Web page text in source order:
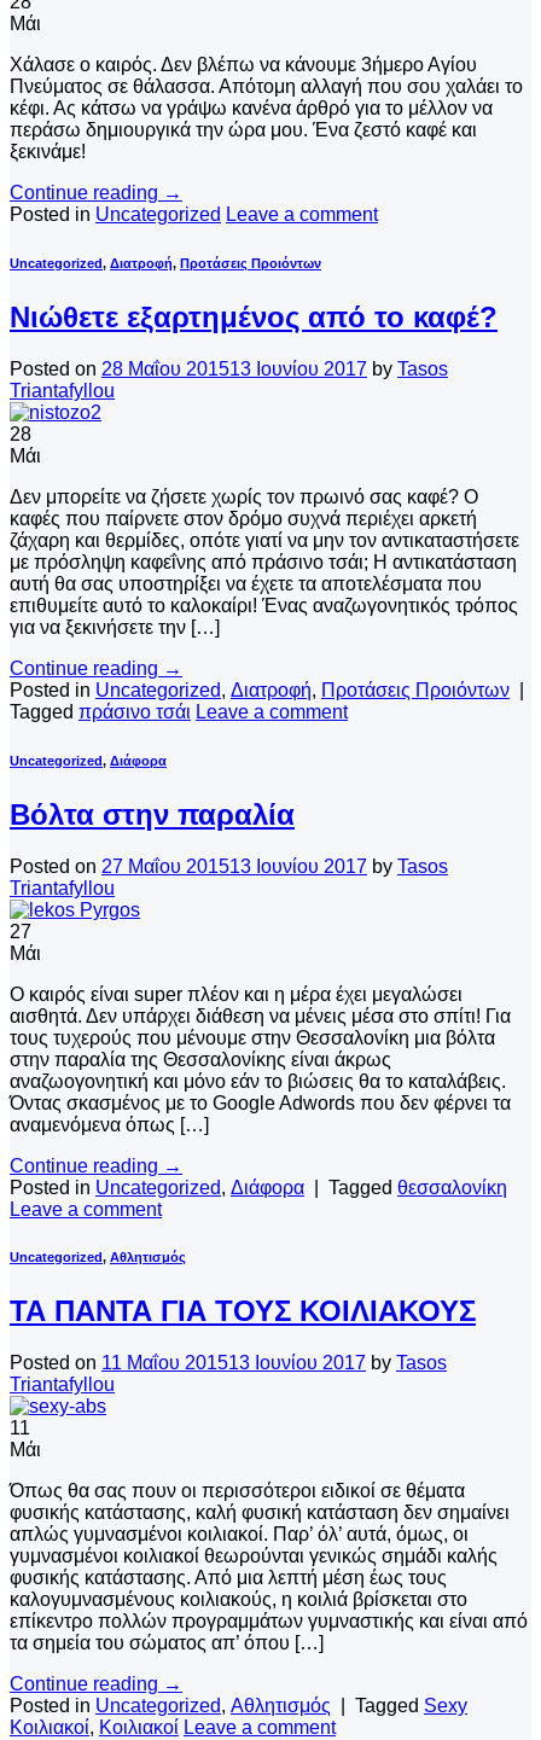
Μάι
Χάλασε ο καιρός. Δεν βλέπω να κάνουμε 3ήμερο Αγίου
Πνεύματος σε θάλασσα. Απότομη αλλαγή που σου χαλάει το
κέφι. Ας κάτσω να γράψω κανένα άρθρό για το μέλλον να
περάσω δημιουργικά την ώρα μου. Ένα ζεστό καφέ και
ξεκινάμε!
Continue reading →
Posted in Uncategorized Leave a comment
Uncategorized, Διατροφή, Προτάσεις Προιόντων
Νιώθετε εξαρτημένος από το καφέ?
Posted on 28 Μαΐου 201513 Ιουνίου 2017 by Tasos
Triantafyllou
28
Μάι
Δεν μπορείτε να ζήσετε χωρίς τον πρωινό σας καφέ? Ο
καφές που παίρνετε στον δρόμο συχνά περιέχει αρκετή
ζάχαρη και θερμίδες, οπότε γιατί να μην τον αντικαταστήσετε
με πρόσληψη καφεΐνης από πράσινο τσάι; Η αντικατάσταση
αυτή θα σας υποστηρίξει να έχετε τα αποτελέσματα που
επιθυμείτε αυτό το καλοκαίρι! Ένας αναζωγονητικός τρόπος
για να ξεκινήσετε την […]
Continue reading →
Posted in Uncategorized, Διατροφή, Προτάσεις Προιόντων
Tagged πράσινο τσάι Leave a comment
Uncategorized, Διάφορα
Βόλτα στην παραλία
Posted on 27 Μαΐου 201513 Ιουνίου 2017 by Tasos
Triantafyllou
27
Μάι
Ο καιρός είναι super πλέον και η μέρα έχει μεγαλώσει
αισθητά. Δεν υπάρχει διάθεση να μένεις μέσα στο σπίτι! Για
τους τυχερούς που μένουμε στην Θεσσαλονίκη μια βόλτα
στην παραλία της Θεσσαλονίκης είναι άκρως
αναζωογονητική και μόνο εάν το βιώσεις θα το καταλάβεις.
Όντας σκασμένος με το Google Adwords που δεν φέρνει τα
αναμενόμενα όπως […]
Continue reading →
Posted in Uncategorized, Διάφορα Tagged θεσσαλονίκη
Leave a comment
Uncategorized, Αθλητισμός
ΤΑ ΠΑΝΤΑ ΓΙΑ ΤΟΥΣ ΚΟΙΛΙΑΚΟΥΣ
Posted on 11 Μαΐου 201513 Ιουνίου 2017 by Tasos
Triantafyllou
11
Μάι
Όπως θα σας πουν οι περισσότεροι ειδικοί σε θέματα
φυσικής κατάστασης, καλή φυσική κατάσταση δεν σημαίνει
απλώς γυμνασμένοι κοιλιακοί. Παρ’ όλ’ αυτά, όμως, οι
γυμνασμένοι κοιλιακοί θεωρούνται γενικώς σημάδι καλής
φυσικής κατάστασης. Από μια λεπτή μέση έως τους
καλογυμνασμένους κοιλιακούς, η κοιλιά βρίσκεται στο
επίκεντρο πολλών προγραμμάτων γυμναστικής και είναι από
τα σημεία του σώματος απ’ όπου […]
Continue reading →
Posted in Uncategorized, Αθλητισμός Tagged Sexy
Κοιλιακοί, Κοιλιακοί Leave a comment